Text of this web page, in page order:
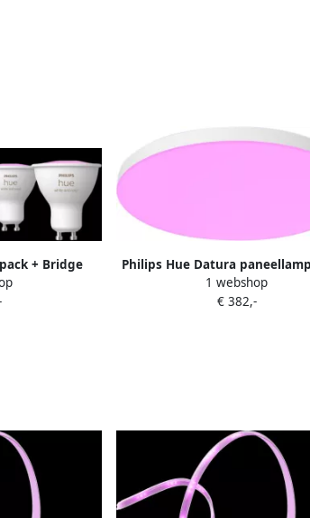
+ Bridge
Philips Hue Datura
and Color rond wit
1 webshop
€ 382,-